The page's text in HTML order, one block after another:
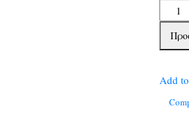
(1
classic
Add